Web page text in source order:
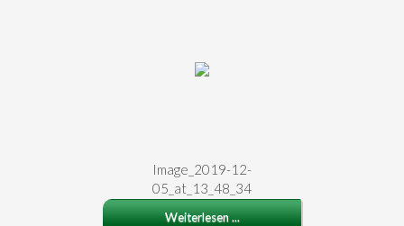
Image_2019-12-
05_at_13_48_34
Weiterlesen ...